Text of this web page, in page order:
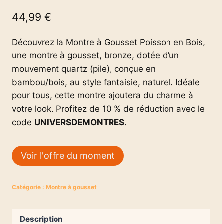
44,99 €
Découvrez la Montre à Gousset Poisson en Bois,
une montre à gousset, bronze, dotée d’un
mouvement quartz (pile), conçue en
bambou/bois, au style fantaisie, naturel. Idéale
pour tous, cette montre ajoutera du charme à
votre look. Profitez de 10 % de réduction avec le
code UNIVERSDEMONTRES.
Voir l'offre du moment
Catégorie : Montre à gousset
Description